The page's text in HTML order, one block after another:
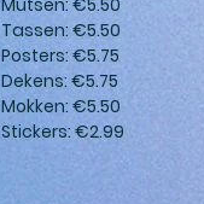
Tassen: €5.50
Posters: €5.75
Dekens: €5.75
Mokken: €5.50
Stickers: €2.99